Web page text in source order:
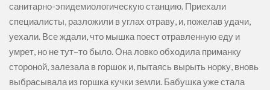
санитарно-эпидемиологическую станцию. Приехали
специалисты, разложили в углах отраву, и, пожелав удачи,
уехали. Все ждали, что мышка поест отравленную еду и
умрет, но не тут–то было. Она ловко обходила приманку
стороной, залезала в горшок и, пытаясь вырыть норку, вновь
выбрасывала из горшка кучки земли. Бабушка уже стала